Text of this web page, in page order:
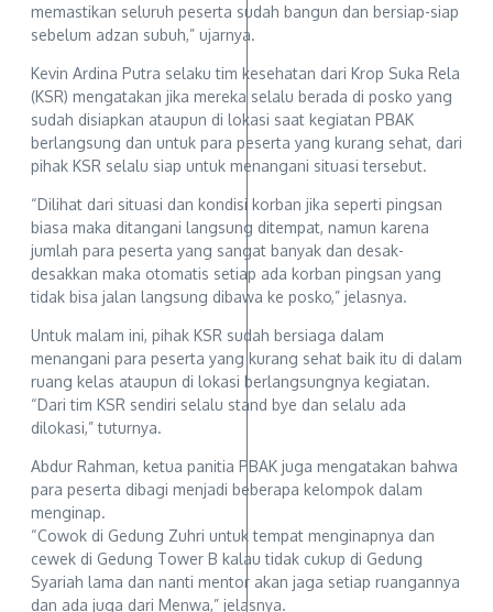
memastikan seluruh peserta sudah bangun dan bersiap-siap
sebelum adzan subuh,” ujarnya.
Kevin Ardina Putra selaku tim kesehatan dari Krop Suka Rela
(KSR) mengatakan jika mereka selalu berada di posko yang
sudah disiapkan ataupun di lokasi saat kegiatan PBAK
berlangsung dan untuk para peserta yang kurang sehat, dari
pihak KSR selalu siap untuk menangani situasi tersebut.
​“Dilihat dari situasi dan kondisi korban jika seperti pingsan
biasa maka ditangani langsung ditempat, namun karena
jumlah para peserta yang sangat banyak dan desak-
desakkan maka otomatis setiap ada korban pingsan yang
tidak bisa jalan langsung dibawa ke posko,” jelasnya.
​Untuk malam ini, pihak KSR sudah bersiaga dalam
menangani para peserta yang kurang sehat baik itu di dalam
ruang kelas ataupun di lokasi berlangsungnya kegiatan.
“Dari tim KSR sendiri selalu stand bye dan selalu ada
dilokasi,” tuturnya.
Abdur Rahman, ketua panitia PBAK juga mengatakan bahwa
para peserta dibagi menjadi beberapa kelompok dalam
menginap.
“Cowok di Gedung Zuhri untuk tempat menginapnya dan
cewek di Gedung Tower B kalau tidak cukup di Gedung
Syariah lama dan nanti mentor akan jaga setiap ruangannya
dan ada juga dari Menwa,” jelasnya.